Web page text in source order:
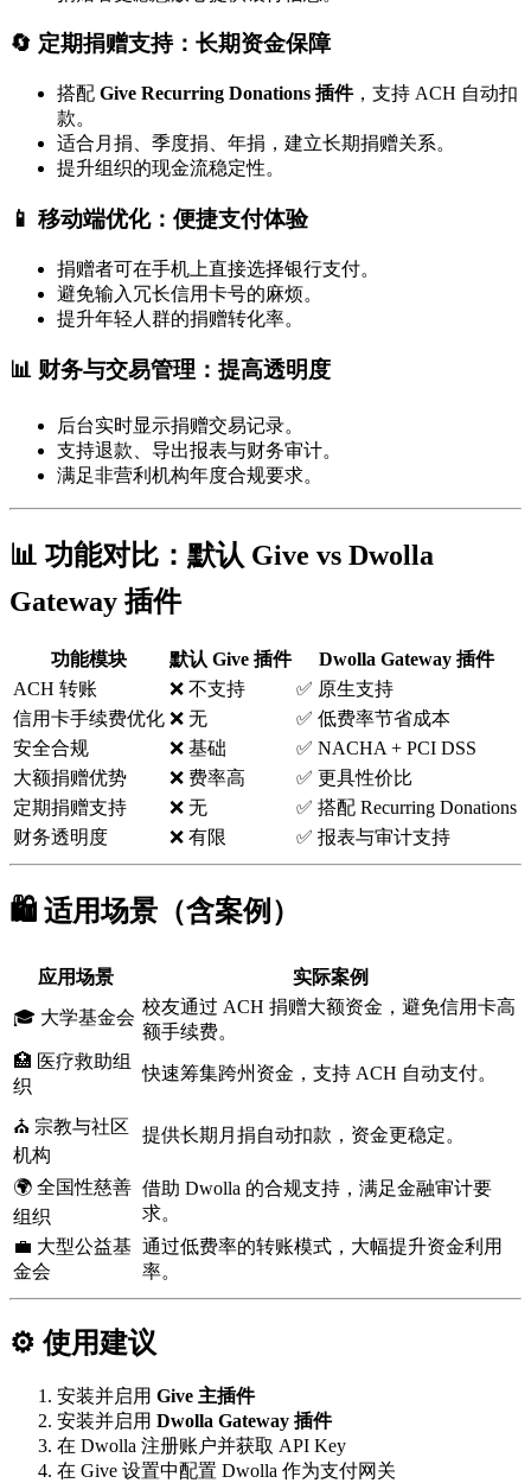
🔄 定期捐赠支持：长期资金保障
搭配 Give Recurring Donations 插件，支持 ACH 自动扣
款。
适合月捐、季度捐、年捐，建立长期捐赠关系。
提升组织的现金流稳定性。
📱 移动端优化：便捷支付体验
捐赠者可在手机上直接选择银行支付。
避免输入冗长信用卡号的麻烦。
提升年轻人群的捐赠转化率。
📊 财务与交易管理：提高透明度
后台实时显示捐赠交易记录。
支持退款、导出报表与财务审计。
满足非营利机构年度合规要求。
📊 功能对比：默认 Give vs Dwolla
Gateway 插件
功能模块 默认 Give 插件
Dwolla Gateway 插件
ACH 转账
❌ 不支持
✅ 原生支持
信用卡手续费优化 ❌ 无
✅ 低费率节省成本
安全合规
❌ 基础
✅ NACHA + PCI DSS
大额捐赠优势
❌ 费率高
✅ 更具性价比
定期捐赠支持
❌ 无
✅ 搭配 Recurring Donations
财务透明度
❌ 有限 ✅ 报表与审计支持
🛍️ 适用场景（含案例）
应用场景
实际案例
🎓 大学基金会
校友通过 ACH 捐赠大额资金，避免信用卡高
额手续费。
🏥 医疗救助组
织
快速筹集跨州资金，支持 ACH 自动支付。
⛪ 宗教与社区
机构
提供长期月捐自动扣款，资金更稳定。
🌍 全国性慈善
组织
借助 Dwolla 的合规支持，满足金融审计要
求。
💼 大型公益基
金会
通过低费率的转账模式，大幅提升资金利用
率。
⚙️ 使用建议
安装并启用 Give 主插件
安装并启用 Dwolla Gateway 插件
在 Dwolla 注册账户并获取 API Key
在 Give 设置中配置 Dwolla 作为支付网关